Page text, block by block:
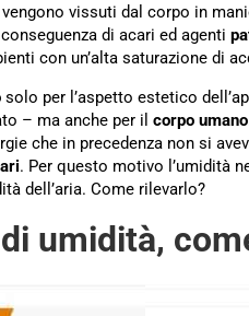
vissuti dal corpo in
di acari ed agenti
con un’alta saturazione di
solo per l’aspetto estetico
– ma anche per il corpo umano
che in precedenza non si
. Per questo motivo l’umidità
dell’aria. Come rilevarlo?
umidità,